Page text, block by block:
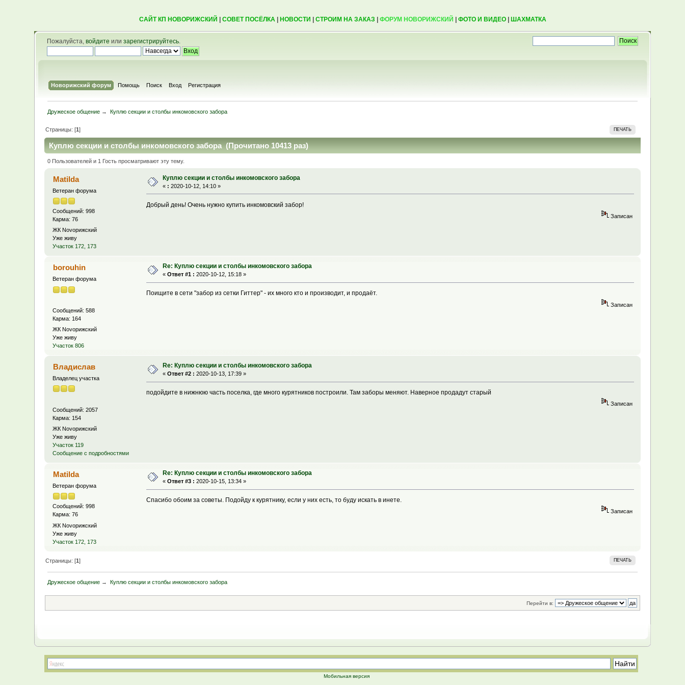
САЙТ КП НОВОРИЖСКИЙ СОВЕТ ПОСЁЛКА| НОВОСТИ СТРОИМ НА ЗАКАЗ ФОРУМ НОВОРИЖСКИЙ ФОТО И ВИДЕО| ШАХМАТКА
Пожалуйста,войдите илизарегистрируйтесь.
Новорижский форум Помощь Поиск Вход Регистрация
Дружеское общение → Куплю секции и столбы инкомовского забора
ПЕЧАТЬ
Страницы: [1]
Куплю секции и столбы инкомовского забора (Прочитано 10413 раз)
0 Пользователей и 1 Гость просматривают эту тему.
Matilda
Ветеран форума
Сообщений: 998
Карма: 76
ЖК Novoрижский
Уже живу
Участок 172, 173
Куплю секции и столбы инкомовского забора
« : 2020-10-12, 14:10 »
Добрый день! Очень нужно купить инкомовский забор!
Записан
borouhin
Ветеран форума
Сообщений: 588
Карма: 164
ЖК Novoрижский
Уже живу
Участок 806
Re: Куплю секции и столбы инкомовского забора
«Ответ #1 : 2020-10-12, 15:18 »
Поищите в сети "забор из сетки Гиттер" - их много кто и производит, и продаёт.
Записан
Владислав
Владелец участка
Сообщений: 2057
Карма: 154
ЖК Novoрижский
Уже живу
Участок 119
Сообщение с подробностями
Re: Куплю секции и столбы инкомовского забора
«Ответ #2 : 2020-10-13, 17:39 »
подойдите в нижнюю часть поселка, где много курятников построили. Там заборы меняют. Наверное продадут старый
Записан
Matilda
Ветеран форума
Сообщений: 998
Карма: 76
ЖК Novoрижский
Уже живу
Участок 172, 173
Re: Куплю секции и столбы инкомовского забора
«Ответ #3 : 2020-10-15, 13:34 »
Спасибо обоим за советы. Подойду к курятнику, если у них есть, то буду искать в инете.
Записан
ПЕЧАТЬ
Страницы: [1]
Дружеское общение → Куплю секции и столбы инкомовского забора
Перейти в:
Мобильная версия